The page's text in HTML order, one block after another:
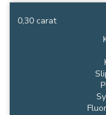
0,30 carat